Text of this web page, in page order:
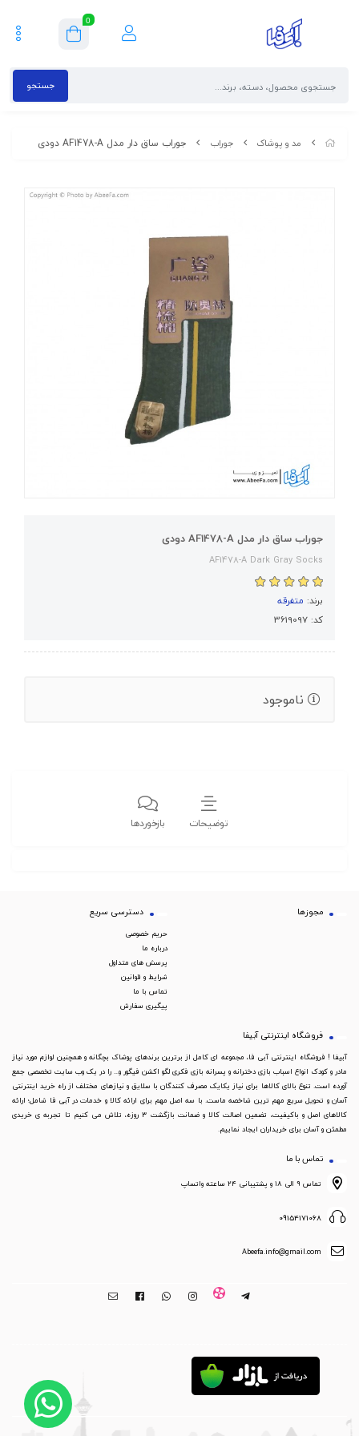
0
جستجو
مد و پوشاک جوراب جوراب ساق دار مدل AF1478-A دودی
جوراب ساق دار مدل AF1478-A دودی
AF1478-A Dark Gray Socks
برند: متفرقه
کد: 3619097
ناموجود
توضیحات بازخوردها
مجوزها دسترسی سریع
حریم خصوصی
درباره ما
پرسش های متداول
شرایط و قوانین
تماس با ما
پیگیری سفارش
فروشگاه اینترنتی آبیفا
آبیفا ! فروشگاه اینترنتی آبی فا، مجموعه ای کامل از برترین برندهای پوشاک بچگانه و همچنین لوازم مورد نیاز
مادر و کودک انواع اسباب بازی دخترانه و پسرانه بازی فکری لگو اکشن فیگور و... را در یک وب سایت تخصصی جمع
آورده است. تنوع بالای کالاها برای نیاز یکایک مصرف کنندگان با سلایق و نیازهای مختلف از راه خرید اینترنتی
آسان و تحویل سریع مهم ترین شاخصه ماست. با سه اصل مهم برای ارائه کالا و خدمات در آبی فا شامل؛ ارائه
کالاهای اصل و باکیفیت، تضمین اصالت کالا و ضمانت بازگشت 3 روزه، تلاش می کنیم تا تجربه ی خریدی
مطمئن و آسان برای خریداران ایجاد نماییم.
تماس با ما
تماس ۹ الی ۱۸ و پشتیبانی ۲۴ ساعته واتساپ
09154171068
Abeefa.info@gmail.com